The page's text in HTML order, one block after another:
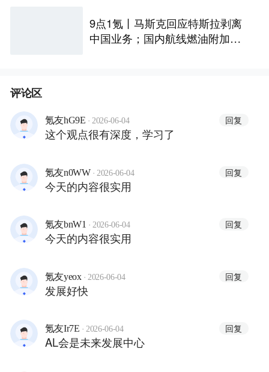
9点1氪丨马斯克回应特斯拉剥离
中国业务；国内航线燃油附加费
评论区
氪友hG9E · 2026-06-04 回复
这个观点很有深度，学习了
氪友n0WW · 2026-06-04 回复
今天的内容很实用
氪友bnW1 · 2026-06-04 回复
今天的内容很实用
氪友yeox · 2026-06-04 回复
发展好快
氪友Ir7E · 2026-06-04 回复
AL会是未来发展中心